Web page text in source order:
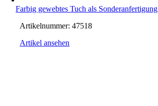
Farbig gewebtes Tuch als Sonderanfertigung
Artikelnummer:47518
Artikel ansehen